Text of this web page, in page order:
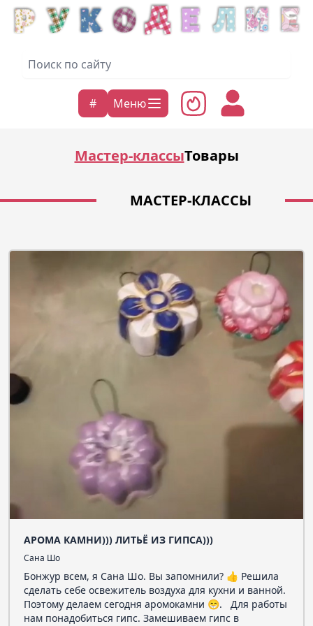
# Меню
Мастер-классыТовары
МАСТЕР-КЛАССЫ
АРОМА КАМНИ))) ЛИТЬЁ ИЗ ГИПСА)))
Сана Шо
Бонжур всем, я Сана Шо. Вы запомнили? 👍 Решила
сделать себе освежитель воздуха для кухни и ванной.
Поэтому делаем сегодня аромокамни 😁. Для работы
нам понадобиться гипс. Замешиваем гипс в